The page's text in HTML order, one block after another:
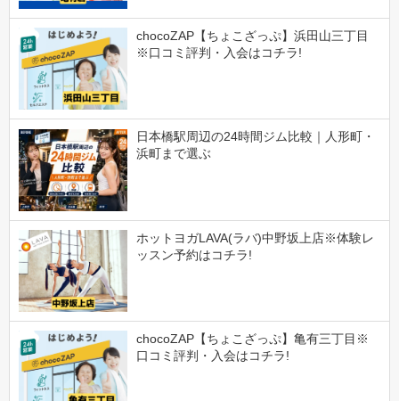
chocoZAP【ちょこざっぷ】浜田山三丁目
※口コミ評判・入会はコチラ!
日本橋駅周辺の24時間ジム比較｜人形町・
浜町まで選ぶ
ホットヨガLAVA(ラバ)中野坂上店※体験レ
ッスン予約はコチラ!
chocoZAP【ちょこざっぷ】亀有三丁目※
口コミ評判・入会はコチラ!